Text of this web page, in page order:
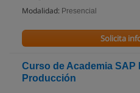
Modalidad: Presencial
Solicita
Curso de Academia SAP
Producción